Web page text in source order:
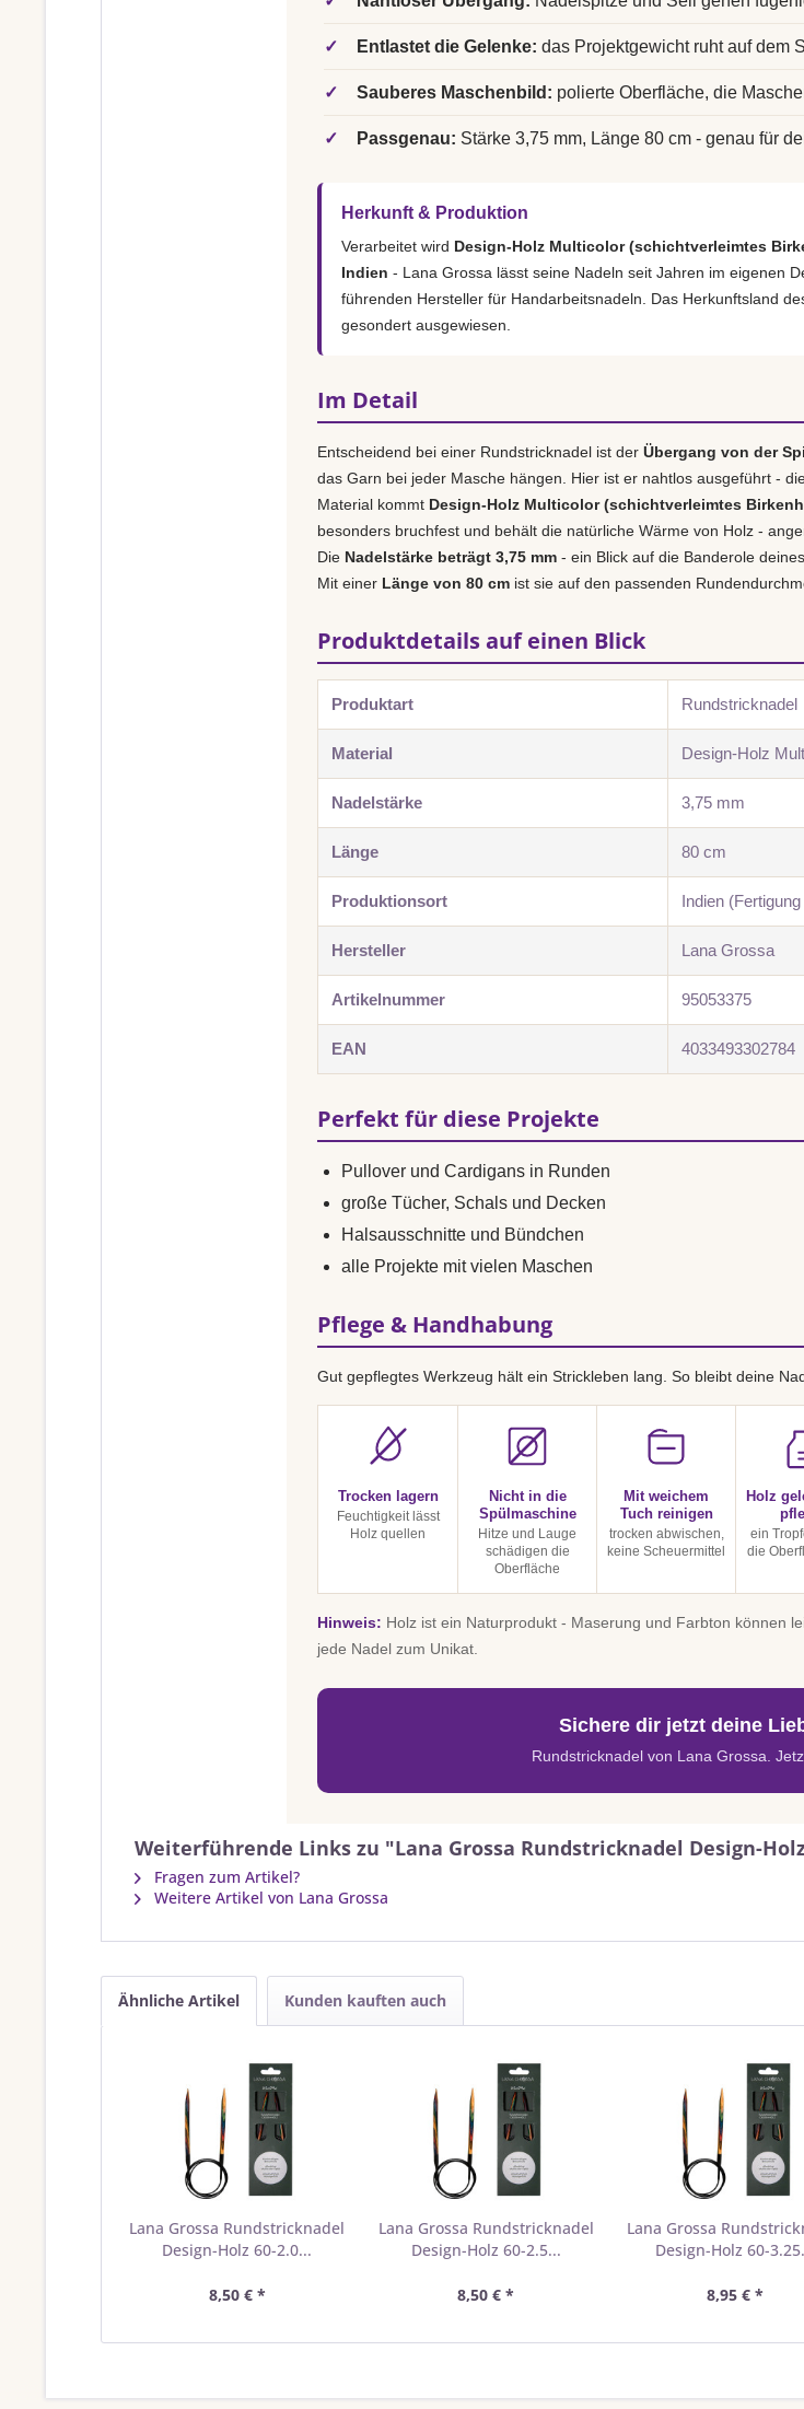
✓ Entlastet die Gelenke: das Projektgewicht ruht auf dem
✓ Sauberes Maschenbild: polierte Oberfläche, die
✓ Passgenau: Stärke 3,75 mm, Länge 80 cm - genau für
Herkunft & Produktion
Verarbeitet wird Design-Holz Multicolor (schichtverleimtes
Indien - Lana Grossa lässt seine Nadeln seit Jahren im eigenen
führenden Hersteller für Handarbeitsnadeln. Das Herkunftsland
gesondert ausgewiesen.
Im Detail
Entscheidend bei einer Rundstricknadel ist der Übergang von der
das Garn bei jeder Masche hängen. Hier ist er nahtlos ausgeführt -
Material kommt Design-Holz Multicolor (schichtverleimtes
besonders bruchfest und behält die natürliche Wärme von Holz -
Die Nadelstärke beträgt 3,75 mm - ein Blick auf die Banderole
Mit einer Länge von 80 cm ist sie auf den passenden
Produktdetails auf einen Blick
Produktart Rundstricknadel
Material Design-Holz
Nadelstärke 3,75 mm
Länge 80 cm
Produktionsort Indien
Hersteller Lana Grossa
Artikelnummer 95053375
EAN 4033493302784
Perfekt für diese Projekte
Pullover und Cardigans in Runden
große Tücher, Schals und Decken
Halsausschnitte und Bündchen
alle Projekte mit vielen Maschen
Pflege & Handhabung
Gut gepflegtes Werkzeug hält ein Strickleben lang. So bleibt deine
Trocken lagern
Feuchtigkeit lässt
Holz quellen
Nicht in die
Spülmaschine
Hitze und Lauge
schädigen die
Oberfläche
Mit weichem
Tuch reinigen
trocken abwischen,
keine Scheuermittel
Holz
ein
die
Hinweis: Holz ist ein Naturprodukt - Maserung und Farbton können
jede Nadel zum Unikat.
Sichere dir jetzt deine
Rundstricknadel von Lana Grossa.
Weiterführende Links zu "Lana Grossa Rundstricknadel Design-
Fragen zum Artikel?
Weitere Artikel von Lana Grossa
Ähnliche Artikel Kunden kauften auch
Lana Grossa Rundstricknadel
Design-Holz 60-2.0...
8,50 € *
Lana Grossa Rundstricknadel
Design-Holz 60-2.5...
8,50 € *
Lana Grossa
Design-Holz 60-
8,95 € *